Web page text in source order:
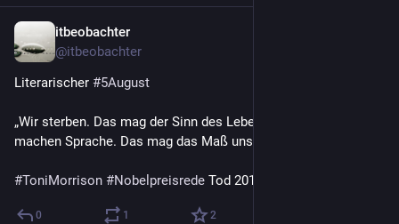
itbeobachter
@itbeobachter
Literarischer #5August
„Wir sterben. Das mag der Sinn des Lebens sein. Aber wir
machen Sprache. Das mag das Maß unseres Lebens sein.“
#ToniMorrison #Nobelpreisrede Tod 2019
0 1 2